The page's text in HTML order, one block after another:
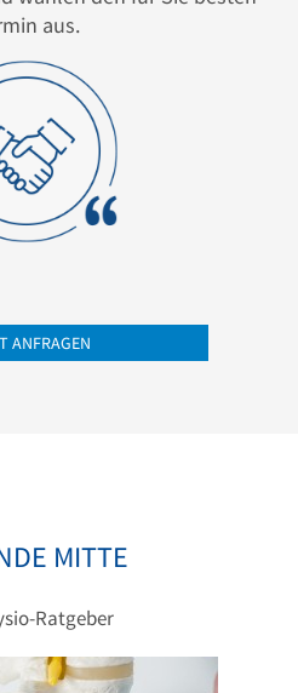
aus.
ANFRAGEN
MITTE
Ratgeber